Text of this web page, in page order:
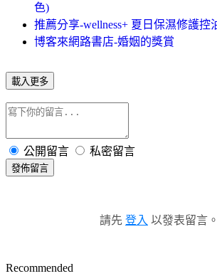
色)
推薦分享-wellness+ 夏日保濕修護控
博客來網路書店-婚姻的獎賞
載入更多
公開留言 私密留言
發佈留言
請先 登入 以發表留言。
Recommended